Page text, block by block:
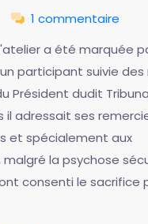
1 commentaire
a été marquée
participant suivie
Président dudit
il adressait ses
et spécialement aux
la psychose
consenti le sacrifice